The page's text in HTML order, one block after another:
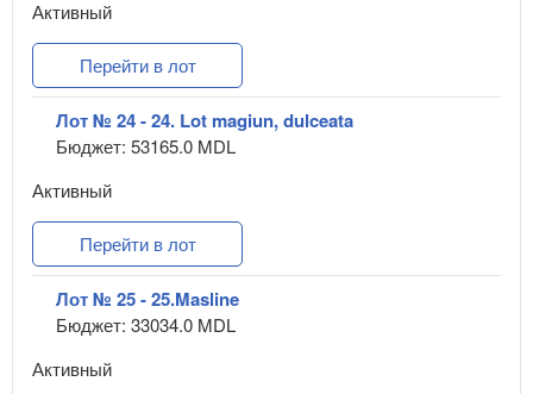
Активный
Перейти в лот
Лот № 24 - 24. Lot magiun, dulceata
Бюджет: 53165.0 MDL
Активный
Перейти в лот
Лот № 25 - 25.Masline
Бюджет: 33034.0 MDL
Активный